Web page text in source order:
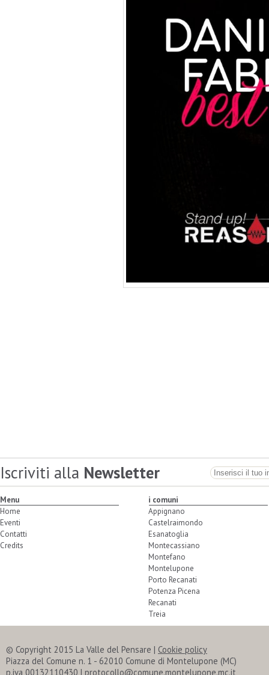
Iscriviti alla Newsletter
Menu
Home
Eventi
Contatti
Credits
i comuni
Appignano
Castelraimondo
Esanatoglia
Montecassiano
Montefano
Montelupone
Porto Recanati
Potenza Picena
Recanati
Treia
© Copyright 2015 La Valle del Pensare | Cookie policy
Piazza del Comune n. 1 - 62010 Comune di Montelupone (MC)
p.iva 00132110430 | protocollo@comune.montelupone.mc.it